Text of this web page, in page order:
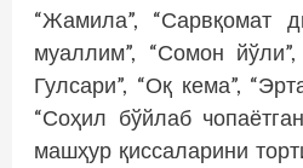
“Жамила”, “Сарвқомат
муаллим”, “Сомон йўли”,
Гулсари”, “Оқ кема”,
“Соҳил бўйлаб
машҳур қиссаларини